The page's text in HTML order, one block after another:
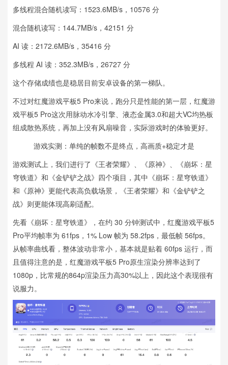
多线程混合随机读写：1523.6MB/s，10576 分
混合随机读写：144.7MB/s，42151 分
AI 读：2172.6MB/s，35416 分
多线程 AI 读：352.3MB/s，26727 分
这个存储成绩也是稳居目前安卓设备的第一梯队。
不过对红魔游戏平板5 Pro来说，跑分只是性能的第一层，红魔游
戏平板5 Pro这次用脉动水冷引擎、液态金属3.0和超大VC均热板
组成散热系统，再加上没有风扇噪音，实际游戏时的体验更好。
游戏实测：单纯的帧数不是终点，高画质+稳定才是
游戏测试上，我们进行了《王者荣耀》、《原神》、《崩坏：星
穹铁道》和《金铲铲之战》四个项目，其中《崩坏：星穹铁道》
和《原神》更能代表高负载场景，《王者荣耀》和《金铲铲之
战》则更能体现高刷适配。
先看《崩坏：星穹铁道》，在约 30 分钟测试中，红魔游戏平板5
Pro平均帧率为 61fps，1% Low 帧为 58.2fps，最低帧 56fps。
从帧率曲线看，整体波动非常小，基本就是贴着 60fps 运行，而
且值得注意的是，红魔游戏平板5 Pro原生渲染分辨率达到了
1080p，比常规的864p渲染压力高30%以上，因此这个表现很有
说服力。